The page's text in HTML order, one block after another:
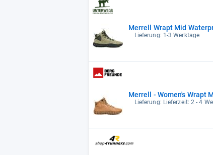
Merrell Wrapt Mid
Lieferung: 1-3 Werktage
Merrell - Women's Wrapt
Lieferung: Lieferzeit: 2 - 4